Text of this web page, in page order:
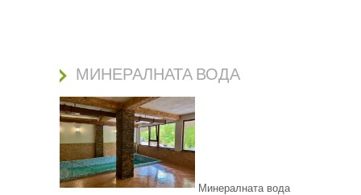
МИНЕРАЛНАТА ВОДА
Минералната вода